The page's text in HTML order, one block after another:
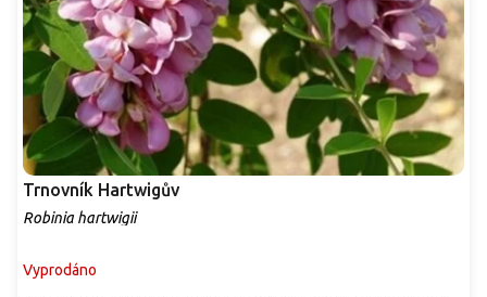
Trnovník Hartwigův
Robinia hartwigii
Vyprodáno